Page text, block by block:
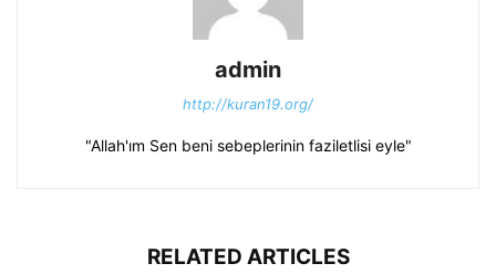
admin
http://kuran19.org/
"Allah'ım Sen beni sebeplerinin faziletlisi eyle"
RELATED ARTICLES